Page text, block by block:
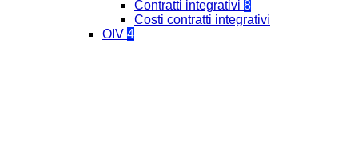
Contratti integrativi 8
Costi contratti integrativi
OIV 4